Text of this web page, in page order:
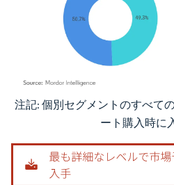
画像 © Mordor Intelligence。再利用には
注記: 個別セグメントのすべて
ート購入時に